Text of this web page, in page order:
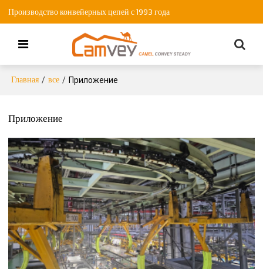
Производство конвейерных цепей с 1993 года
Главная / все / Приложение
Приложение